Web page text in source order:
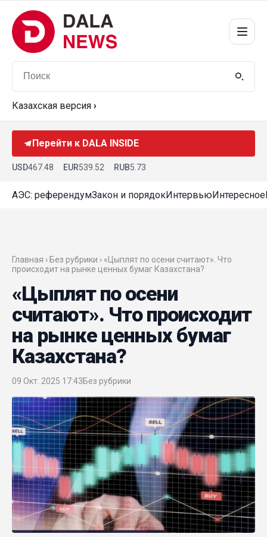
Казахская версия ›
Перейти к DALA INSIDE
USD467.48 EUR539.52 RUB5.73
АЭС: референдумЗакон и порядокИнтервьюИнтересное
Главная › Без рубрики › «Цыплят по осени считают». Что
происходит на рынке ценных бумаг Казахстана?
«Цыплят по осени
считают». Что происходит
на рынке ценных бумаг
Казахстана?
09 Окт. 2025 17:43Без рубрики